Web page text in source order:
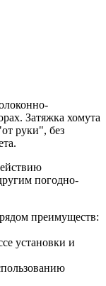
Затяжка хомута
руки", без
погодно-
преимуществ:
установки и